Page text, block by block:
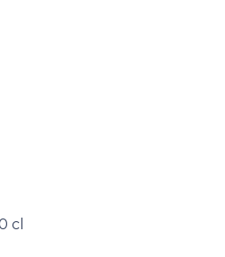
cl